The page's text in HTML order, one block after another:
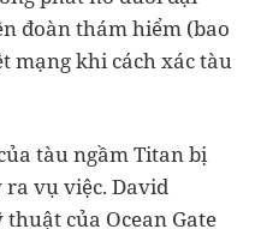
đoàn thám hiểm (bao
mạng khi cách xác tàu
tàu ngầm Titan bị
vụ việc. David
của Ocean Gate